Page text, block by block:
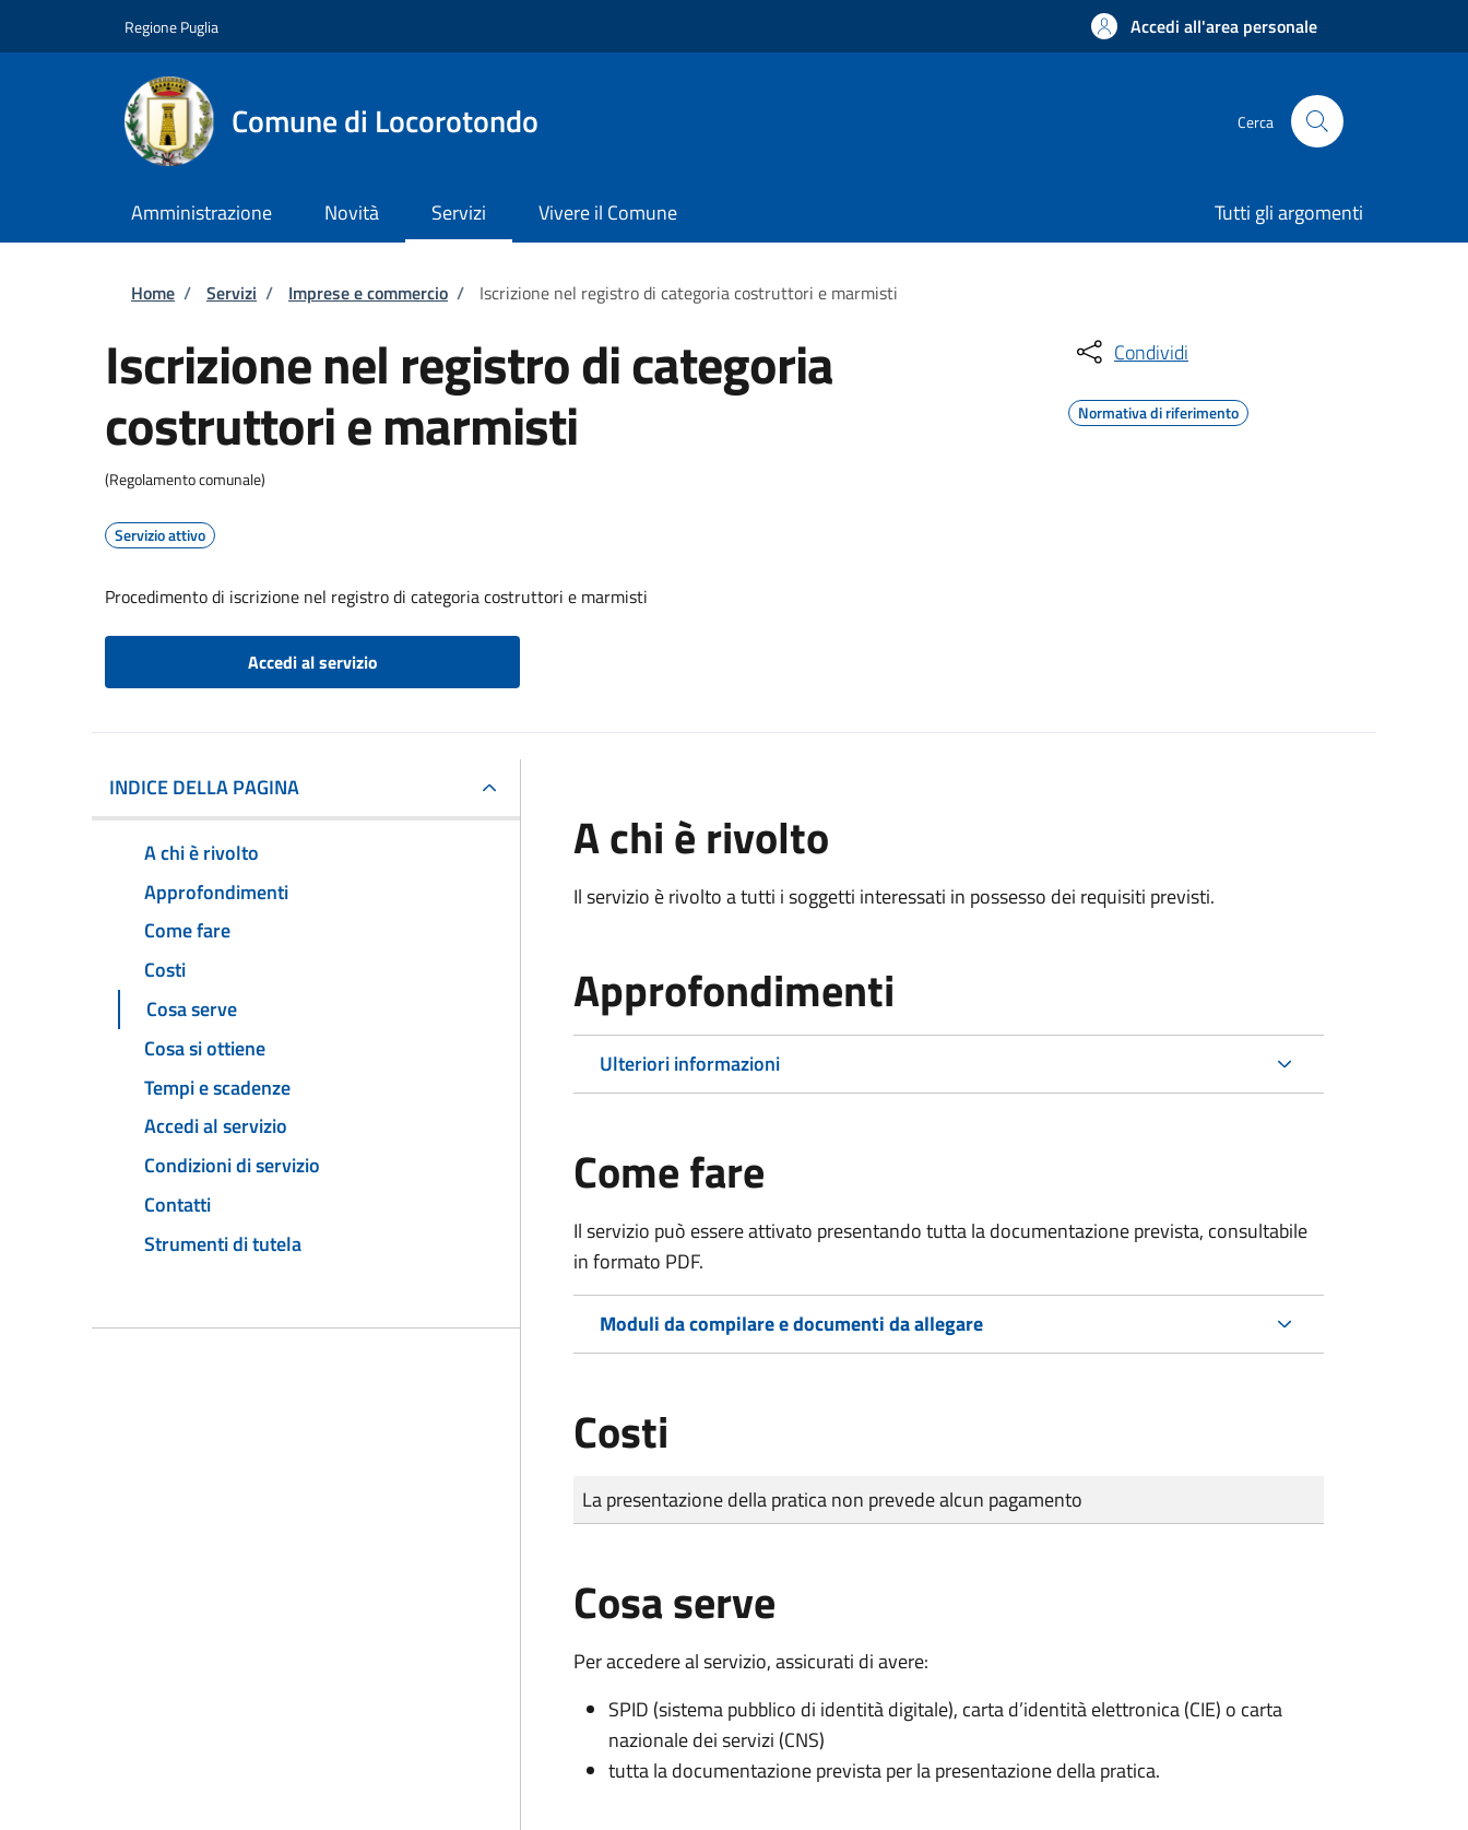
Regione Puglia Accedi all'area personale
Comune di Locorotondo Cerca
Amministrazione Novità Servizi Vivere il Comune Tutti gli argomenti
Briciole di pane
Home / Servizi / Imprese e commercio / Iscrizione nel registro di categoria costruttori e marmisti
Iscrizione nel registro di categoria
costruttori e marmisti
(Regolamento comunale)
Servizio attivo
Procedimento di iscrizione nel registro di categoria costruttori e marmisti
Accedi al servizio
Condividi
Normativa di riferimento
INDICE DELLA PAGINA
A chi è rivolto
Approfondimenti
Come fare
Costi
Cosa serve
Cosa si ottiene
Tempi e scadenze
Accedi al servizio
Condizioni di servizio
Contatti
Strumenti di tutela
A chi è rivolto
Il servizio è rivolto a tutti i soggetti interessati in possesso dei requisiti previsti.
Approfondimenti
Ulteriori informazioni
Come fare
Il servizio può essere attivato presentando tutta la documentazione prevista, consultabile
in formato PDF.
Moduli da compilare e documenti da allegare
Costi
Tipo di pagamento
Importo
La presentazione della pratica non prevede alcun pagamento
Cosa serve
Per accedere al servizio, assicurati di avere:
SPID (sistema pubblico di identità digitale), carta d’identità elettronica (CIE) o carta
nazionale dei servizi (CNS)
tutta la documentazione prevista per la presentazione della pratica.